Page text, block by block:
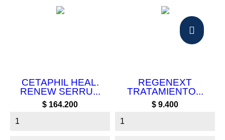
CETAPHIL HEAL.
RENEW SERRU...
Precio
$ 164.200
REGENEXT
TRATAMIENTO...
Precio
$ 9.400